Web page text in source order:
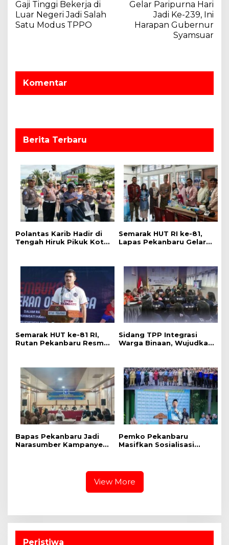
v
i
s
s
Gaji Tinggi Bekerja di
Luar Negeri Jadi Salah
Satu Modus TPPO
Gelar Paripurna Hari
Jadi Ke-239, Ini
Harapan Gubernur
Syamsuar
Komentar
Berita Terbaru
Polantas Karib Hadir di
Tengah Hiruk Pikuk Kota
Semangat Keselamatan,
Nasionalisme dan Green
Policing Jelang HUT KE-
81 RI
Semarak HUT RI ke-81,
Lapas Pekanbaru Gelar
Binaan dan Masyarakat
Semarak HUT ke-81 RI,
Rutan Pekanbaru Resmi
Sidang TPP Integrasi
Warga Binaan, Wujudkan
Akuntabel
Bapas Pekanbaru Jadi
Narasumber Kampanye
‎Pemko Pekanbaru
Masifkan Sosialisasi
View More
Peristiwa